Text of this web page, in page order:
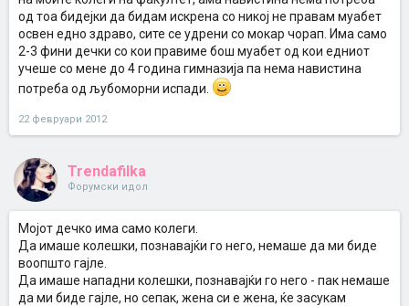
од тоа бидејки да бидам искрена со никој не правам муабет
освен едно здраво, сите се удрени со мокар чорап. Има само
2-3 фини дечки со кои правиме бош муабет од кои едниот
учеше со мене до 4 година гимназија па нема навистина
потреба од љубоморни испади.
22 февруари 2012
Trendafilka
Форумски идол
Мојот дечко има само колеги.
Да имаше колешки, познавајќи го него, немаше да ми биде
воопшто гајле.
Да имаше нападни колешки, познавајќи го него - пак немаше
да ми биде гајле, но сепак, жена си е жена, ќе засукам